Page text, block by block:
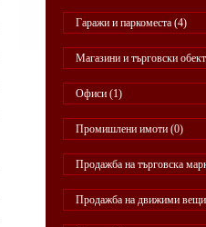
Гаражи и паркоместа (4)
Магазини и търговски
Офиси (1)
Промишлени имоти (0)
Продажба на търговска
Продажба на движими